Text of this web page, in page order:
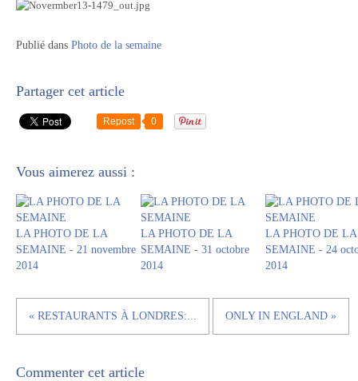
Publié dans Photo de la semaine
Partager cet article
Repost 0
Vous aimerez aussi :
LA PHOTO DE LA
SEMAINE - 21 novembre
2014
LA PHOTO DE LA
SEMAINE - 31 octobre
2014
LA PHOTO DE LA
SEMAINE - 24
2014
« RESTAURANTS À LONDRES:... ONLY IN ENGLAND »
Commenter cet article